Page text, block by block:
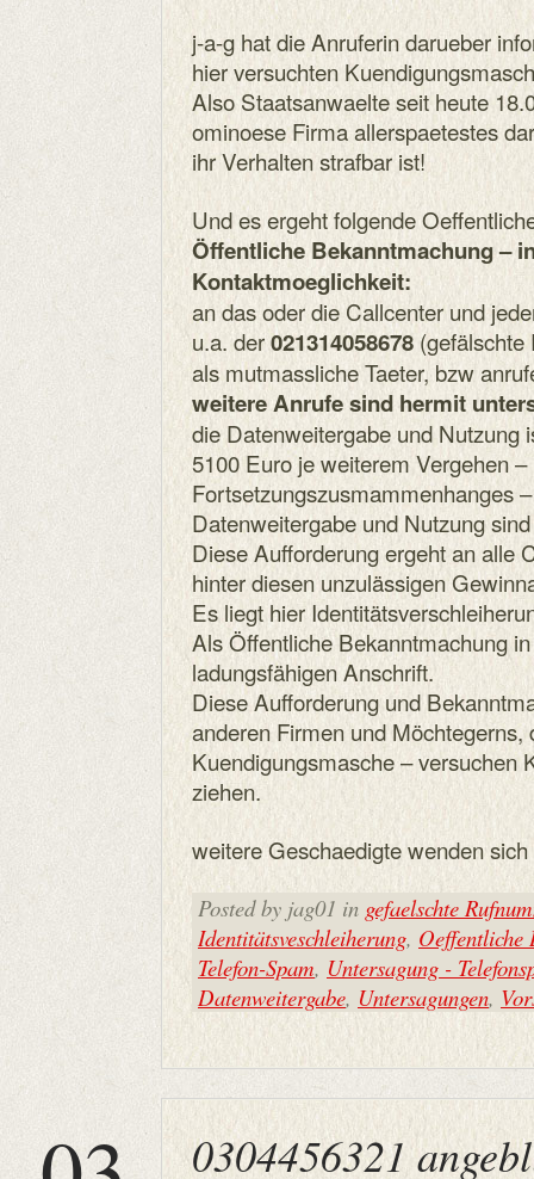
j-a-g hat die Anruferin darueber
hier versuchten
Also Staatsanwaelte seit heute
ominoese Firma allerspaetestes
ihr Verhalten strafbar ist!
Und es ergeht folgende
Öffentliche Bekanntmachung –
Kontaktmoeglichkeit:
an das oder die Callcenter und
u.a. der021314058678
als mutmassliche Taeter, bzw
weitere Anrufe sind hermit
die Datenweitergabe und Nutzung
5100 Euro je weiterem Vergehen
Fortsetzungszusmammenhanges
Datenweitergabe und Nutzung
Diese Aufforderung ergeht an alle
hinter diesen unzulässigen
Es liegt hier
Als Öffentliche Bekanntmachung
ladungsfähigen Anschrift.
Diese Aufforderung und
anderen Firmen und
Kuendigungsmasche – versuchen
ziehen.
weitere Geschaedigte wenden
Posted by jag01 in gefaelschte
Identitätsveschleiherung, Oeffentliche
Telefon-Spam, Untersagung -
Datenweitergabe, Untersagungen,
0304456321